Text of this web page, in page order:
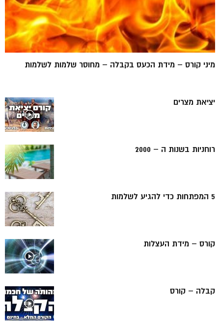
מיני קורס – מידת הכעס בקבלה – מחוסר שלמות לשלמות
יציאת מצרים
רוחניות בשנות ה – 2000
5 המפתחות כדי להגיע לשלמות
קורס – מידת העצלות
קבלה – קורס